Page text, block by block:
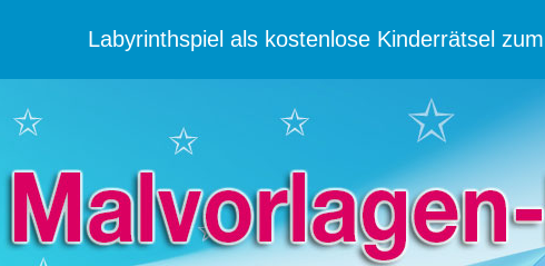
Labyrinthspiel als kostenlose Kinderrätsel